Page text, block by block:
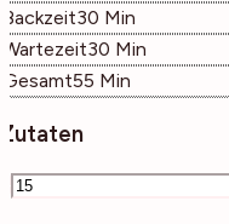
Backzeit30 Minuten
Min
Wartezeit30 Minuten
Min
Gesamt55 Minuten
Min
Zutaten